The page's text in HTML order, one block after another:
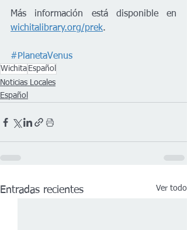
wichitalibrary.org/prek.
#PlanetaVenus
Wichita Español
Noticias Locales
Español
Entradas recientes Ver todo